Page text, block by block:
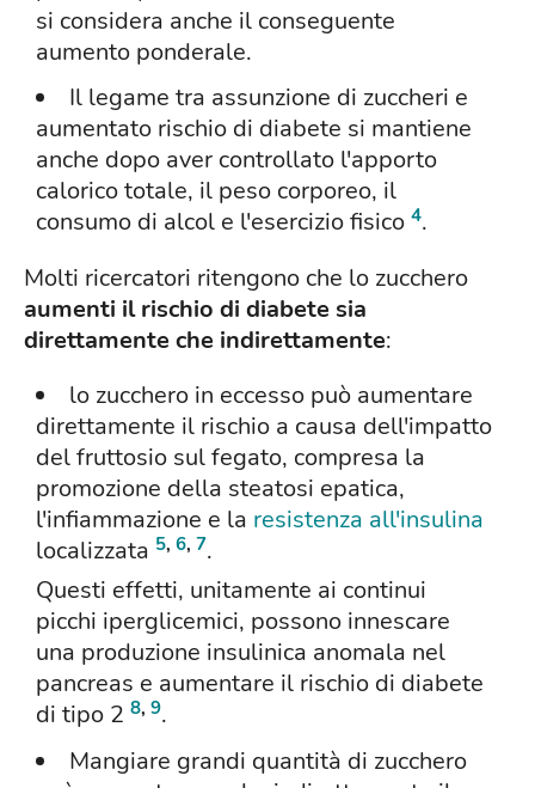
si considera anche il conseguente
aumento ponderale.
Il legame tra assunzione di zuccheri e
aumentato rischio di diabete si mantiene
anche dopo aver controllato l'apporto
calorico totale, il peso corporeo, il
consumo di alcol e l'esercizio fisico 4.
Molti ricercatori ritengono che lo zucchero
aumenti il rischio di diabete sia
direttamente che indirettamente:
lo zucchero in eccesso può aumentare
direttamente il rischio a causa dell'impatto
del fruttosio sul fegato, compresa la
promozione della steatosi epatica,
l'infiammazione e la resistenza all'insulina
localizzata 5, 6, 7.
Questi effetti, unitamente ai continui
picchi iperglicemici, possono innescare
una produzione insulinica anomala nel
pancreas e aumentare il rischio di diabete
di tipo 2 8, 9.
Mangiare grandi quantità di zucchero